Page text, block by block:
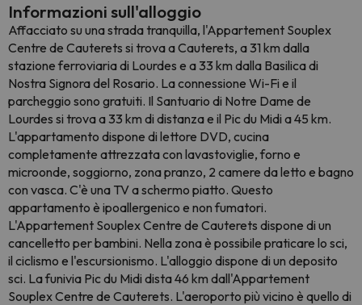
Informazioni sull'alloggio
Affacciato su una strada tranquilla, l'Appartement Souplex
Centre de Cauterets si trova a Cauterets, a 31 km dalla
stazione ferroviaria di Lourdes e a 33 km dalla Basilica di
Nostra Signora del Rosario. La connessione Wi-Fi e il
parcheggio sono gratuiti. Il Santuario di Notre Dame de
Lourdes si trova a 33 km di distanza e il Pic du Midi a 45 km.
L'appartamento dispone di lettore DVD, cucina
completamente attrezzata con lavastoviglie, forno e
microonde, soggiorno, zona pranzo, 2 camere da letto e bagno
con vasca. C'è una TV a schermo piatto. Questo
appartamento è ipoallergenico e non fumatori.
L'Appartement Souplex Centre de Cauterets dispone di un
cancelletto per bambini. Nella zona è possibile praticare lo sci,
il ciclismo e l'escursionismo. L'alloggio dispone di un deposito
sci. La funivia Pic du Midi dista 46 km dall'Appartement
Souplex Centre de Cauterets. L'aeroporto più vicino è quello di